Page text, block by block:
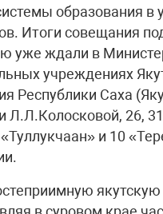
образования в
Итоги совещания
уже ждали в
учреждениях
Республики Саха
26,
и 10